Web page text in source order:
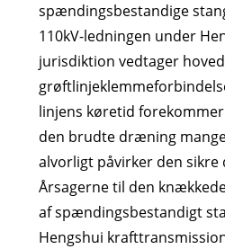
spændingsbestandige
110kV-ledningen under
jurisdiktion vedtager
linjens køretid
den brudte dræning
alvorligt påvirker den sikre
Årsagerne til den
af ​​spændingsbestandigt
Hengshui